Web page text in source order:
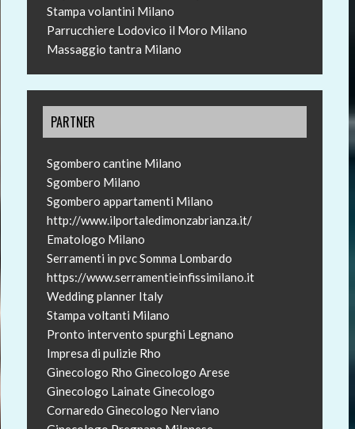
Stampa volantini Milano
Parrucchiere Lodovico il Moro Milano
Massaggio tantra Milano
PARTNER
Sgombero cantine Milano
Sgombero Milano
Sgombero appartamenti Milano
http://www.ilportaledimonzabrianza.it/
Ematologo Milano
Serramenti in pvc Somma Lombardo
https://www.serramentieinfissimilano.it
Wedding planner Italy
Stampa voltanti Milano
Pronto intervento spurghi Legnano
Impresa di pulizie Rho
Ginecologo Rho Ginecologo Arese
Ginecologo LainateGinecologo
Cornaredo Ginecologo Nerviano